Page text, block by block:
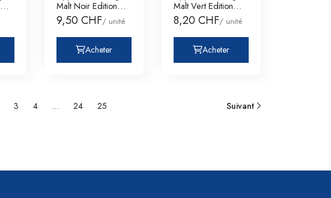
Malt Noir Edition
Dreifaltigke
9,50 CHF/ unité
Acheter
Malt Vert Edition
Sigel
8,20 CHF/ unité
Acheter
3 4 … 24 25 Suivant